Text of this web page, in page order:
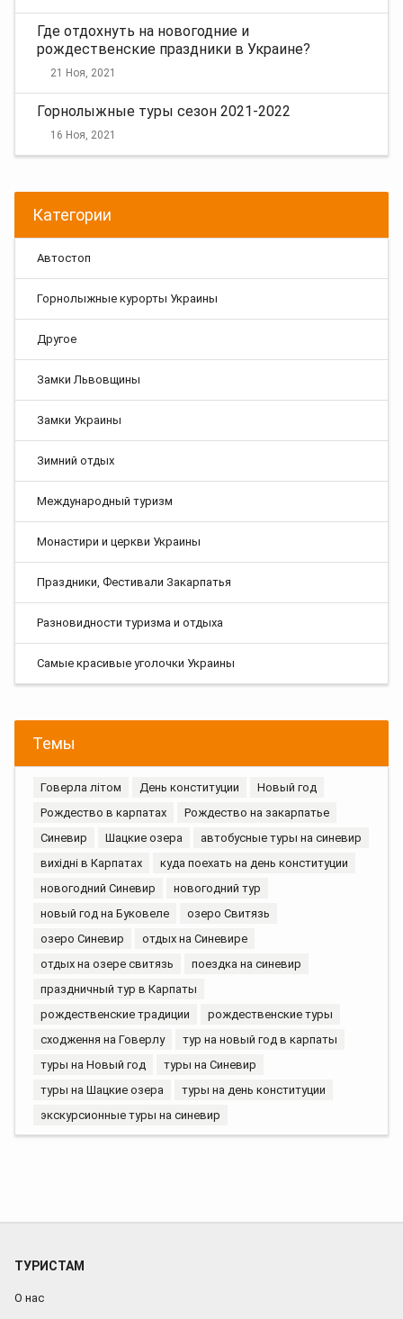
Где отдохнуть на новогодние и
рождественские праздники в Украине?
21 Ноя, 2021
Горнолыжные туры сезон 2021-2022
16 Ноя, 2021
Категории
Автостоп
Горнолыжные курорты Украины
Другое
Замки Львовщины
Замки Украины
Зимний отдых
Международный туризм
Монастири и церкви Украины
Праздники, Фестивали Закарпатья
Разновидности туризма и отдыха
Самые красивые уголочки Украины
Темы
Говерла літом День конституции
Новый год
Рождество в карпатах
Рождество на закарпатье
Синевир
Шацкие озера
автобусные туры на синевир
вихідні в Карпатах
куда поехать на день конституции
новогодний Синевир
новогодний тур
новый год на Буковеле
озеро Свитязь
озеро Синевир
отдых на Синевире
отдых на озере свитязь
поездка на синевир
праздничный тур в Карпаты
рождественские традиции
рождественские туры
сходження на Говерлу
тур на новый год в карпаты
туры на Новый год
туры на Синевир
туры на Шацкие озера
туры на день конституции
экскурсионные туры на синевир
ТУРИСТАМ
О нас